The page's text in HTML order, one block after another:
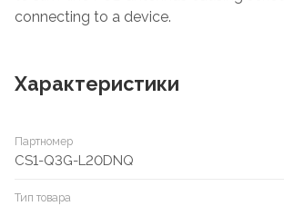
connecting to a device.
Характеристики
Партномер
CS1-Q3G-L20DNQ
Тип товара